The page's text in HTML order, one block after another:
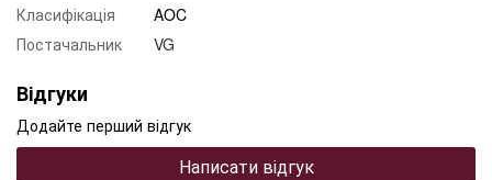
Класифікація
AOC
Постачальник
VG
Відгуки
Додайте перший відгук
Написати відгук